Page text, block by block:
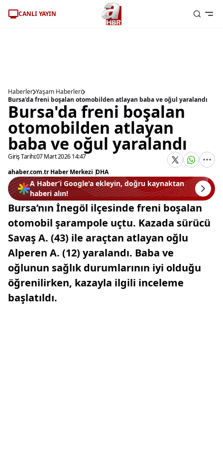
CANLI YAYIN
Haberler Yaşam Haberleri
Bursa'da freni boşalan otomobilden atlayan baba ve oğul yaralandı
Bursa'da freni boşalan
otomobilden atlayan
baba ve oğul yaralandı
Giriş Tarihi:07 Mart 2026 14:47
ahaber.com.tr Haber Merkezi |DHA
A Haber’i Google'a ekleyin, doğru kaynaktan
haberi alın!
Bursa’nın İnegöl ilçesinde freni boşalan
otomobil şarampole uçtu. Kazada sürücü
Savaş A. (43) ile araçtan atlayan oğlu
Alperen A. (12) yaralandı. Baba ve
oğlunun sağlık durumlarının iyi olduğu
öğrenilirken, kazayla ilgili inceleme
başlatıldı.